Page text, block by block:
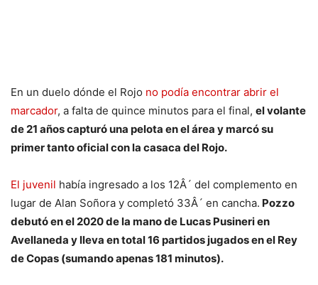
En un duelo dónde el Rojo no podía encontrar abrir el
marcador, a falta de quince minutos para el final, el volante
de 21 años capturó una pelota en el área y marcó su
primer tanto oficial con la casaca del Rojo.
El juvenil había ingresado a los 12Â´ del complemento en
lugar de Alan Soñora y completó 33Â´ en cancha. Pozzo
debutó en el 2020 de la mano de Lucas Pusineri en
Avellaneda y lleva en total 16 partidos jugados en el Rey
de Copas (sumando apenas 181 minutos).